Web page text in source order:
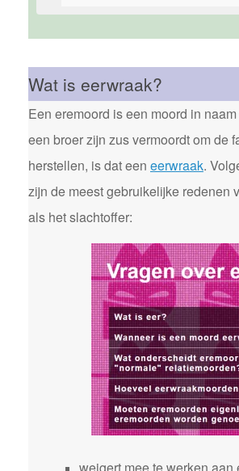
Wat is eerwraak?
Een eremoord is een moord in
een broer zijn zus vermoordt om de
herstellen, is dat een eerwraak.
zijn de meest gebruikelijke redenen
als het slachtoffer: